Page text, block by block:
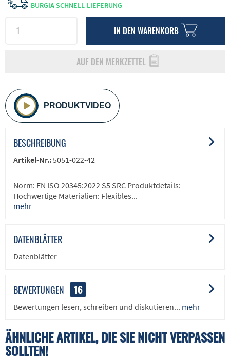
BURGIA SCHNELL-LIEFERUNG
IN DEN WARENKORB
AUF DEN MERKZETTEL
PRODUKTVIDEO
BESCHREIBUNG
Artikel-Nr.:5051-022-42
Norm: EN ISO 20345:2022 S5 SRC Produktdetails:
Hochwertige Materialien: Flexibles...
mehr
DATENBLÄTTER
Datenblätter
BEWERTUNGEN 16
Bewertungen lesen, schreiben und diskutieren... mehr
ÄHNLICHE ARTIKEL, DIE SIE NICHT VERPASSEN
SOLLTEN!